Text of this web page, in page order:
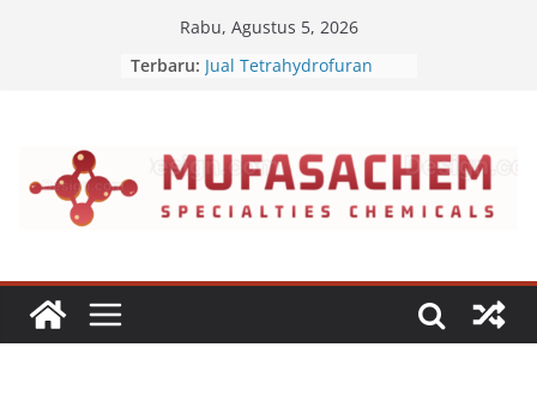
Rabu, Agustus 5, 2026
Terbaru: Jual Tetrahydrofuran
Jual Furfuryl Alcohol